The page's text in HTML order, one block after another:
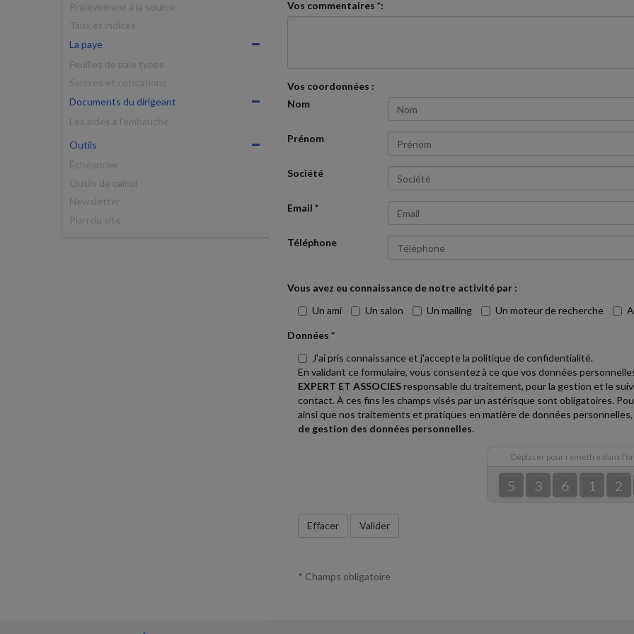
Prélèvement à la source
Taux et indices
La paye
Feuilles de paie types
Salaires et cotisations
Documents du dirigeant
Les aides à l'embauche
Outils
Échéancier
Outils de calcul
Newsletter
Plan du site
Vos commentaires *:
Vos coordonnées :
Nom
Prénom
Société
Email *
Téléphone
Vous avez eu connaissance de notre activité par :
Un ami
Un salon Un mailing Un moteur de recherche
Données *
J'ai pris connaissance et j'accepte la politique de confidentialité.
En validant ce formulaire, vous consentez à ce que vos données
EXPERT ET ASSOCIESresponsable du traitement, pour la gestion et le
contact. À ces fins les champs visés par un astérisque sont obligatoires.
ainsi que nos traitements et pratiques en matière de données
de gestion des données personnelles.
Déplacer pour remettre dans
5 3 6 1 2
Effacer Valider
* Champs obligatoire